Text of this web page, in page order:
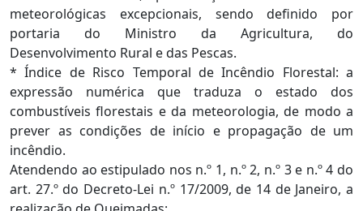
meteorológicas excepcionais, sendo definido por
portaria do Ministro da Agricultura, do
Desenvolvimento Rural e das Pescas.
* Índice de Risco Temporal de Incêndio Florestal: a
expressão numérica que traduza o estado dos
combustíveis florestais e da meteorologia, de modo a
prever as condições de início e propagação de um
incêndio.
Atendendo ao estipulado nos n.º 1, n.º 2, n.º 3 e n.º 4 do
art. 27.º do Decreto-Lei n.º 17/2009, de 14 de Janeiro, a